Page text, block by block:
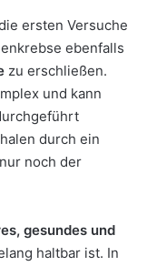
ersten Versuche
ebenfalls
zu erschließen.
und kann
durch ein
noch der
gesundes und
haltbar ist. In